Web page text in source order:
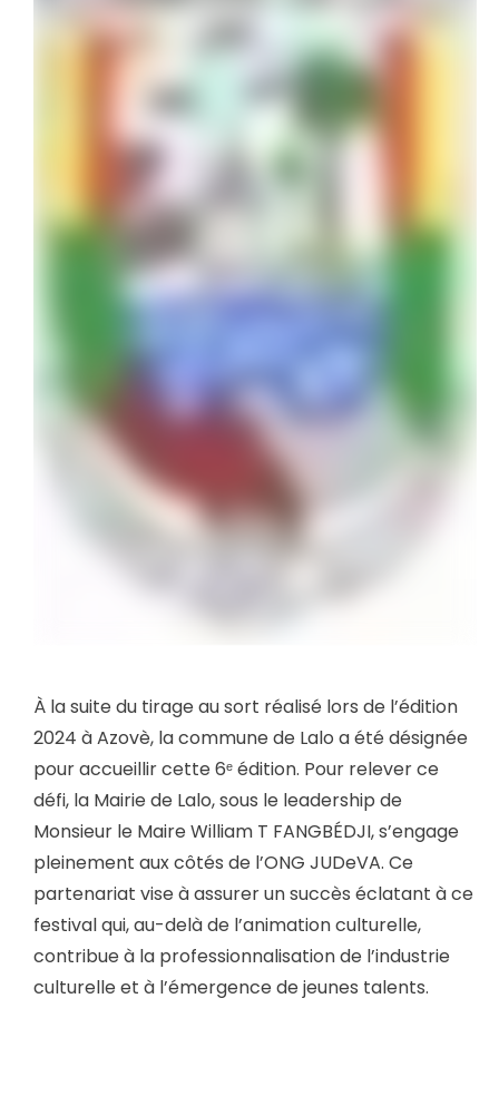
À la suite du tirage au sort réalisé lors de l’édition
2024 à Azovè, la commune de Lalo a été désignée
pour accueillir cette 6ᵉ édition. Pour relever ce
défi, la Mairie de Lalo, sous le leadership de
Monsieur le Maire William T FANGBÉDJI, s’engage
pleinement aux côtés de l’ONG JUDeVA. Ce
partenariat vise à assurer un succès éclatant à ce
festival qui, au-delà de l’animation culturelle,
contribue à la professionnalisation de l’industrie
culturelle et à l’émergence de jeunes talents.